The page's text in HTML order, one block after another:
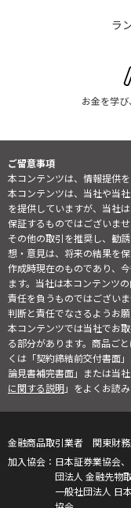
ラ
お金を学
ご留意事項
本コンテンツは、情報提供
本コンテンツは、当社や当
を提供していますが、当社
保証するものではございま
その他の取引を推奨し、勧
想・意見は、将来の結果を
作成時現在のものであり、
ます。当社は本コンテンツ
責任を負うものではござい
判断と責任でなさるようお願
本コンテンツでは当社でお
る部分があります。商品ご
くは「契約締結前交付書面
論見書補完書面」または当
に関する説明」をよくお読み
金融商品取引業者 関東財
日本証券業協会
団法人 金融先物
一般社団法人 日